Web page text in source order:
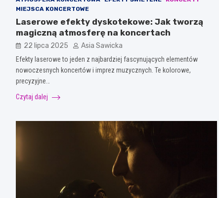
MIEJSCA KONCERTOWE
Laserowe efekty dyskotekowe: Jak tworzą
magiczną atmosferę na koncertach
22 lipca 2025 Asia Sawicka
Efekty laserowe to jeden z najbardziej fascynujących elementów
nowoczesnych koncertów i imprez muzycznych. Te kolorowe,
precyzyjne…
Czytaj dalej